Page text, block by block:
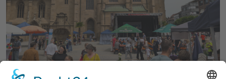
VERANSTALTUNG LEIDER ABGESAGT Am Samstag, den 11. Juli